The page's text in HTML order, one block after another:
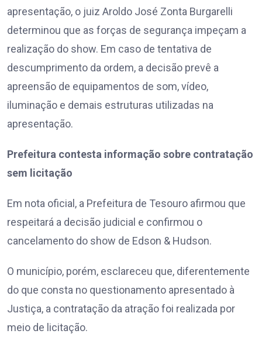
apresentação, o juiz Aroldo José Zonta Burgarelli
determinou que as forças de segurança impeçam a
realização do show. Em caso de tentativa de
descumprimento da ordem, a decisão prevê a
apreensão de equipamentos de som, vídeo,
iluminação e demais estruturas utilizadas na
apresentação.
Prefeitura contesta informação sobre contratação
sem licitação
Em nota oficial, a Prefeitura de Tesouro afirmou que
respeitará a decisão judicial e confirmou o
cancelamento do show de Edson & Hudson.
O município, porém, esclareceu que, diferentemente
do que consta no questionamento apresentado à
Justiça, a contratação da atração foi realizada por
meio de licitação.